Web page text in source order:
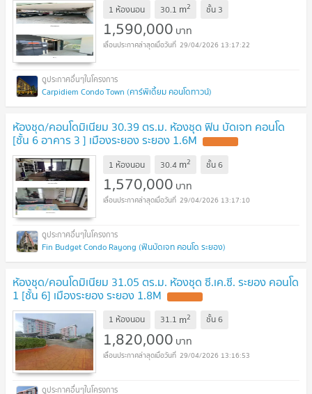
1 ห้องนอน 30.1 m2 ชั้น 3
1,590,000 บาท
29/04/2026 13:17:22
Carpidiem Condo Town (คาร์พิเดี้ยม คอนโดทาวน์)
ห้องชุด/คอนโดมิเนียม 30.39 ตร.ม. ห้องชุด ฟิน บัดเจท คอนโด
[ชั้น 6 อาคาร 3 ] เมืองระยอง ระยอง 1.6M
1 ห้องนอน 30.4 m2 ชั้น6
1,570,000 บาท
29/04/2026 13:17:10
Fin Budget Condo Rayong (ฟินบัดเจท คอนโด ระยอง)
ห้องชุด/คอนโดมิเนียม 31.05 ตร.ม. ห้องชุด ซี.เค.ซี. ระยอง คอนโด
1 [ชั้น 6] เมืองระยอง ระยอง 1.8M
1 ห้องนอน 31.1 m2 ชั้น6
1,820,000 บาท
29/04/2026 13:16:53